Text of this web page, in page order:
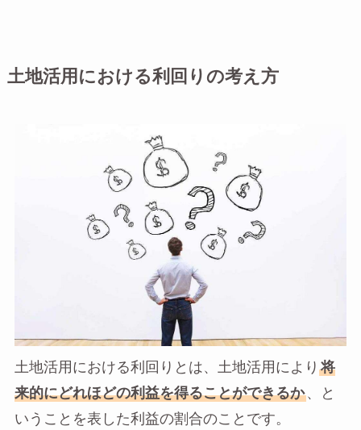
土地活用における利回りの考え方
土地活用における利回りとは、土地活用により 将
来的にどれほどの利益を得ることができるか、と
いうことを表した利益の割合のことです。